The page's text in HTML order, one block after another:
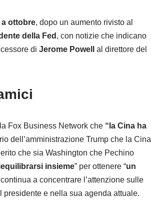
ottobre, dopo un aumento rivisto al
della Fed , con notizie che indicano
di Jerome Powell
al direttore del
Fox Business Network che “la Cina ha
dell’amministrazione Trump che la Cina
che sia Washington che Pechino
insieme” per ottenere “un
a concentrare l’attenzione sulle
e nella sua agenda attuale.